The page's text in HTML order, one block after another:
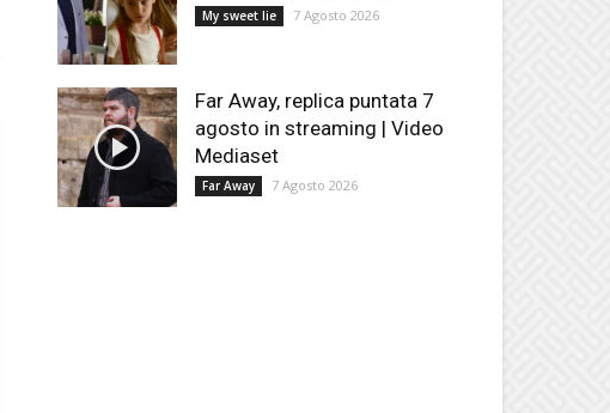
My sweet lie 7 Agosto 2026
Far Away, replica puntata 7
agosto in streaming | Video
Mediaset
Far Away 7 Agosto 2026